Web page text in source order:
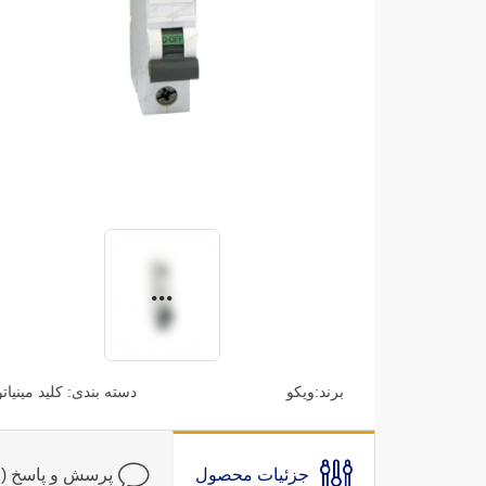
برند:ویکو دسته بندی:کلید
جزئیات محصول پرسش و پاسخ (1)